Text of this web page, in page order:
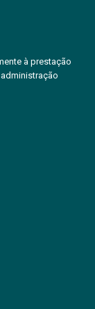
à prestação